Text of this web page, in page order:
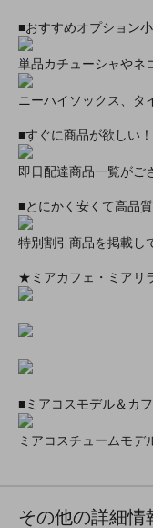
■おすすめオプション
単品カチューシャやネ
ニーハイソックス、タ
■すぐに商品が欲しい
即日配達商品一覧がご
■とにかく安くて高品
特別割引商品を掲載し
★ミアカフェ・ミアリ
■ミアコスモデル＆カ
ミアコスチュームモデ
その他の詳細情